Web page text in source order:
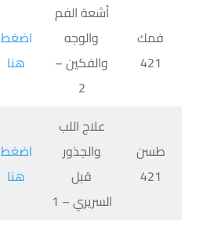
فمك
421
أشعة الفم
والوجه
والفكين –
2
اضغط
هنا
طسن
421
علاج اللب
والجذور
قبل
السريري – 1
اضغط
هنا